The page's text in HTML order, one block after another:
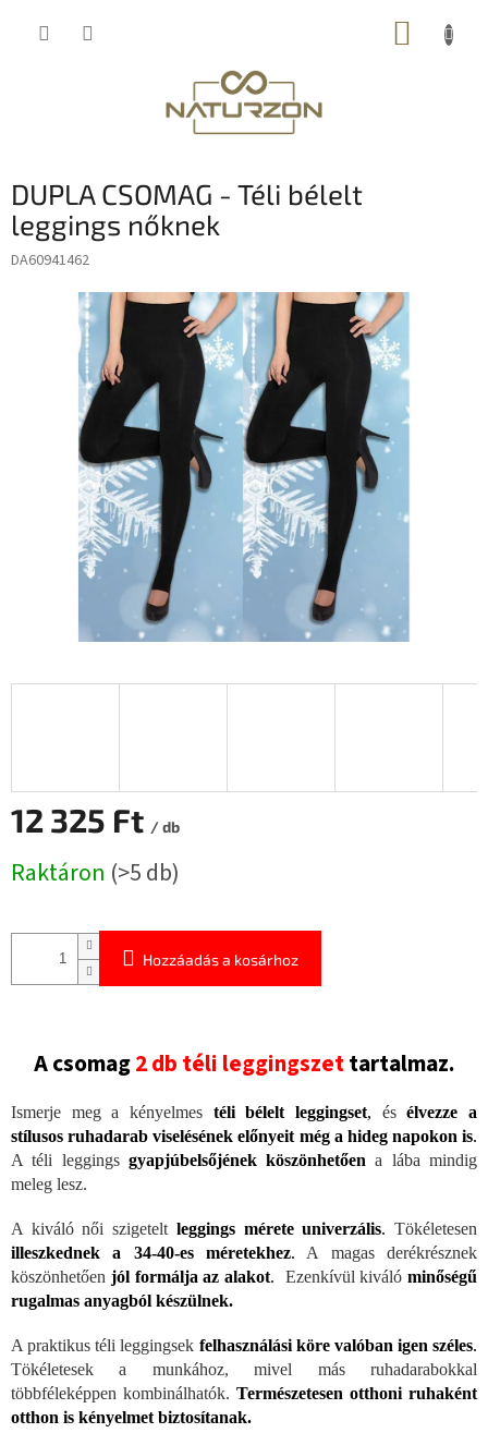
KOSÁR
DUPLA CSOMAG - Téli bélelt
leggings nőknek
DA60941462
12 325 Ft / db
Raktáron (>5 db)
Hozzáadás a kosárhoz
A csomag2 db téli leggingszettartalmaz.
Ismerje meg a kényelmes téli bélelt leggingset, ésélvezze a
stílusos ruhadarab viselésének előnyeit még a hideg napokon is.
A téli leggings gyapjúbelsőjének köszönhetően a lába mindig
meleg lesz.
A kiváló női szigetelt leggings mérete univerzális. Tökéletesen
illeszkednek a 34-40-es méretekhez. A magas derékrésznek
köszönhetően jól formálja az alakot. Ezenkívül kiváló minőségű
rugalmas anyagból készülnek.
A praktikus téli leggingsek felhasználási köre valóban igen széles.
Tökéletesek a munkához, mivel más ruhadarabokkal
többféleképpen kombinálhatók. Természetesen otthoni ruhaként
otthon is kényelmet biztosítanak.